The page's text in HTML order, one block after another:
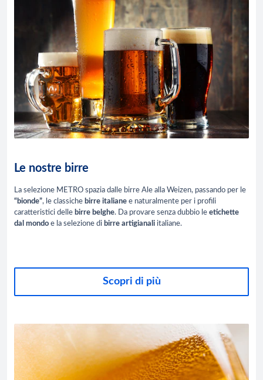
Le nostre birre
La selezione METRO spazia dalle birre Ale alla Weizen, passando per le
“bionde”, le classiche birre italiane e naturalmente per i profili
caratteristici delle birre belghe. Da provare senza dubbio le etichette
dal mondo e la selezione di birre artigianali italiane.
Scopri di più